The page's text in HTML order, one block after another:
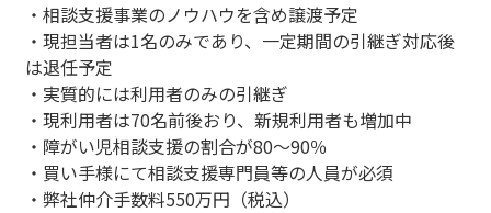
・相談支援事業のノウハウを含め譲渡予定
・現担当者は1名のみであり、一定期間の引継ぎ対応後
は退任予定
・実質的には利用者のみの引継ぎ
・現利用者は70名前後おり、新規利用者も増加中
・障がい児相談支援の割合が80～90％
・買い手様にて相談支援専門員等の人員が必須
・弊社仲介手数料550万円（税込）